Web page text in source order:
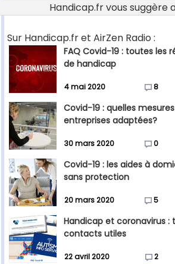
Handicap.fr vous suggère
Sur Handicap.fr et AirZen Radio :
FAQ Covid-19 : toutes les
de handicap
4 mai 2020 8
Covid-19 : quelles
entreprises adaptées?
30 mars 2020 0
Covid-19 : les aides à
sans protection
20 mars 2020 5
Handicap et coronavirus :
contacts utiles
22 avril 2020 2